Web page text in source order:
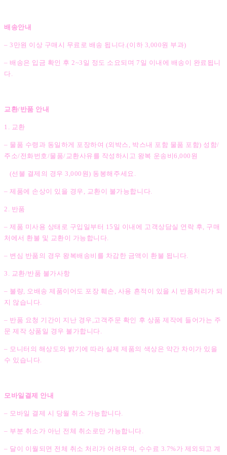
배송안내
– 3만원 이상 구매시 무료로 배송 됩니다.(이하 3,000원 부과)
– 배송은 입금 확인 후 2~3일 정도 소요되며 7일 이내에 배송이 완료됩니
다.
교환/반품 안내
1. 교환
– 물품 수령과 동일하게 포장하여 (외박스, 박스내 포함 물품 포함) 성함/
주소/전화번호/물품/교환사유를 작성하시고 왕복 운송비6,000원
(선불 결제의 경우 3,000원) 동봉해주세요.
– 제품에 손상이 있을 경우, 교환이 불가능합니다.
2. 반품
– 제품 미사용 상태로 구입일부터 15일 이내에 고객상담실 연락 후, 구매
처에서 환불 및 교환이 가능합니다.
– 변심 반품의 경우 왕복배송비를 차감한 금액이 환불 됩니다.
3. 교환/반품 불가사항
– 불량, 오배송 제품이어도 포장 훼손, 사용 흔적이 있을 시 반품처리가 되
지 않습니다.
– 반품 요청 기간이 지난 경우,고객주문 확인 후 상품 제작에 들어가는 주
문 제작 상품일 경우 불가합니다.
– 모니터의 해상도와 밝기에 따라 실제 제품의 색상은 약간 차이가 있을
수 있습니다.
모바일결제 안내
– 모바일 결제 시 당월 취소 가능합니다.
– 부분 취소가 아닌 전체 취소로만 가능합니다.
– 달이 이월되면 전체 취소 처리가 어려우며, 수수료 3.7%가 제외되고 계